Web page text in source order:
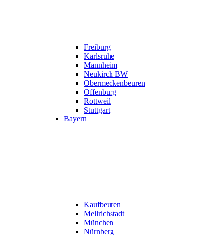
Freiburg
Karlsruhe
Mannheim
Neukirch BW
Obermeckenbeuren
Offenburg
Rottweil
Stuttgart
Bayern
Kaufbeuren
Mellrichstadt
München
Nürnberg